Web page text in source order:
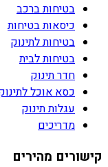
בטיחות ברכב
כיסאות בטיחות
בטיחות לתינוק
בטיחות לבית
חדר תינוק
כסא אוכל
עגלות תינוק
מדריכים
קישורים מהירים